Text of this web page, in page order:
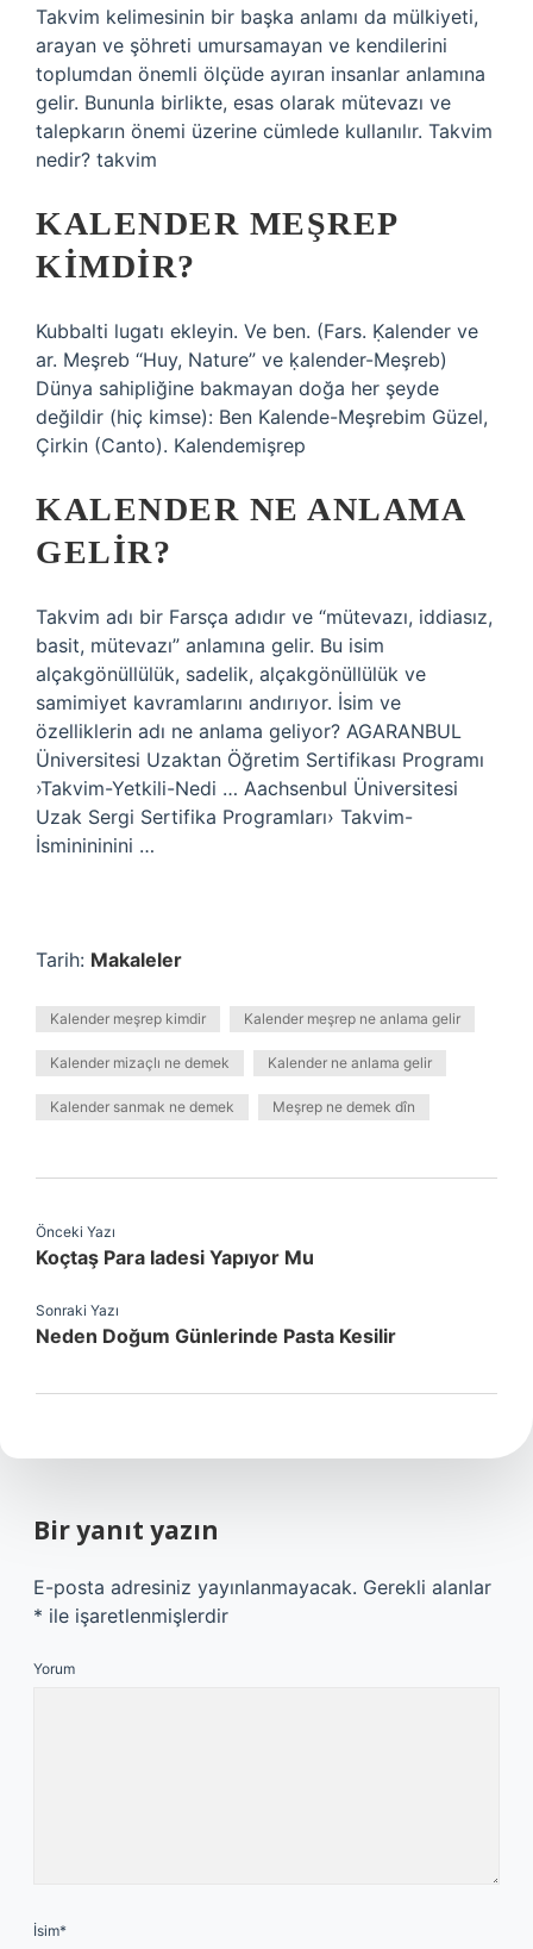
Takvim kelimesinin bir başka anlamı da mülkiyeti,
arayan ve şöhreti umursamayan ve kendilerini
toplumdan önemli ölçüde ayıran insanlar anlamına
gelir. Bununla birlikte, esas olarak mütevazı ve
talepkarın önemi üzerine cümlede kullanılır. Takvim
nedir? takvim
KALENDER MEŞREP
KIMDIR?
Kubbalti lugatı ekleyin. Ve ben. (Fars. Ḳalender ve
ar. Meşreb “Huy, Nature” ve ḳalender-Meşreb)
Dünya sahipliğine bakmayan doğa her şeyde
değildir (hiç kimse): Ben Kalende-Meşrebim Güzel,
Çirkin (Canto). Kalendemişrep
KALENDER NE ANLAMA
GELIR?
Takvim adı bir Farsça adıdır ve “mütevazı, iddiasız,
basit, mütevazı” anlamına gelir. Bu isim
alçakgönüllülük, sadelik, alçakgönüllülük ve
samimiyet kavramlarını andırıyor. İsim ve
özelliklerin adı ne anlama geliyor? AGARANBUL
Üniversitesi Uzaktan Öğretim Sertifikası Programı
›Takvim-Yetkili-Nedi … Aachsenbul Üniversitesi
Uzak Sergi Sertifika Programları› Takvim-
İsminininini …
Tarih: Makaleler
Kalender meşrep kimdir Kalender meşrep ne anlama gelir
Kalender mizaçlı ne demek Kalender ne anlama gelir
Kalender sanmak ne demek Meşrep ne demek dîn
Önceki Yazı
Koçtaş Para Iadesi Yapıyor Mu
Sonraki Yazı
Neden Doğum Günlerinde Pasta Kesilir
Bir yanıt yazın
E-posta adresiniz yayınlanmayacak. Gerekli alanlar
* ile işaretlenmişlerdir
Yorum
İsim*